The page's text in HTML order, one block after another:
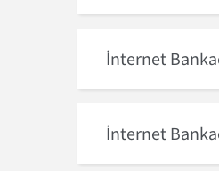
İnternet
İnternet